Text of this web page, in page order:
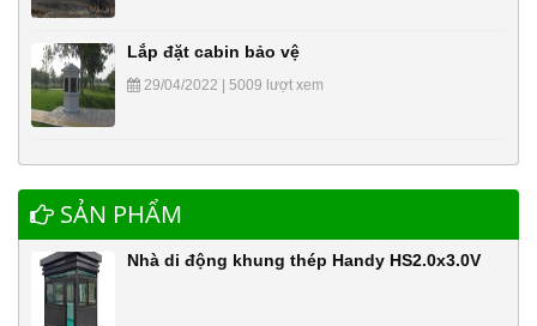
Lắp đặt cabin bảo vệ
29/04/2022 | 5009 lượt xem
SẢN PHẨM
Nhà di động khung thép Handy HS2.0x3.0V